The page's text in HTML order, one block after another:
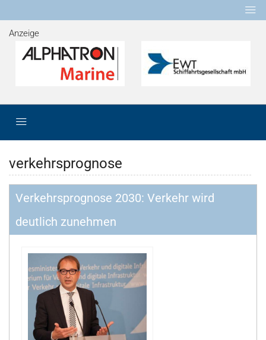
Anzeige
verkehrsprognose
Verkehrsprognose 2030: Verkehr wird
deutlich zunehmen